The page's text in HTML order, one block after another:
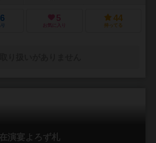
5
お気に入り
44
持ってる
演宴よろず札